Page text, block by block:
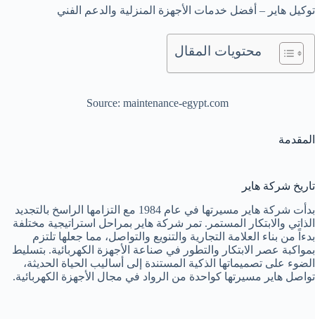
توكيل هاير – أفضل خدمات الأجهزة المنزلية والدعم الفني
محتويات المقال
Source: maintenance-egypt.com
المقدمة
تاريخ شركة هاير
بدأت شركة هاير مسيرتها في عام 1984 مع التزامها الراسخ بالتجديد
الذاتي والابتكار المستمر. تمر شركة هاير بمراحل استراتيجية مختلفة
بدءاً من بناء العلامة التجارية والتنويع والتواصل، مما جعلها تلتزم
بمواكبة عصر الابتكار والتطور في صناعة الأجهزة الكهربائية. بتسليط
الضوء على تصميماتها الذكية المستندة إلى أساليب الحياة الحديثة،
تواصل هاير مسيرتها كواحدة من الرواد في مجال الأجهزة الكهربائية.